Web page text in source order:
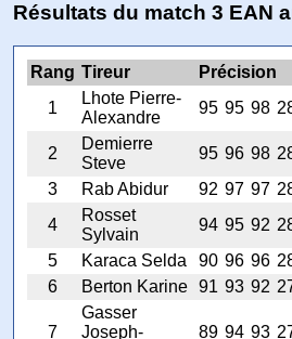
Résultats du match 3 EAN
Rang Tireur Précision
1
Lhote Pierre-
Alexandre
95 95 98
2
Demierre
Steve
95 96 98
3
Rab Abidur 92 97 97
4
Rosset
Sylvain
94 95 92
5
Karaca Selda 90 96 96
6
Berton Karine 91 93 92
7
Gasser
Joseph-
89 94 93